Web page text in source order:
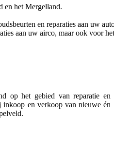
en het Mergelland.
en reparaties aan uw
aan uw airco, maar ook voor
op het gebied van reparatie en
inkoop en verkoop van nieuwe én